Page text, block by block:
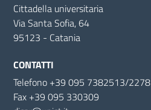
Cittadella universitaria
Via Santa Sofia, 64
95123 - Catania
CONTATTI
Telefono +39 095 7382513/2278
Fax +39 095 330309